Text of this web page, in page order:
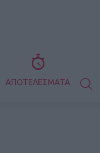
ΑΠΟΤΕΛΕΣΜΑΤΑ